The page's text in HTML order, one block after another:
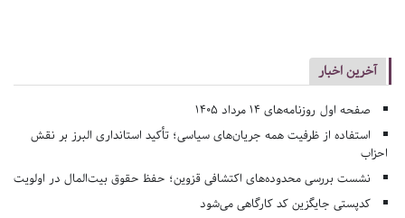
آخرین اخبار
صفحه اول روزنامه‌های 14 مرداد 1405
استفاده از ظرفیت همه جریان‌های سیاسی؛ تأکید استانداری البرز بر نقش
احزاب
نشست بررسی محدوده‌های اکتشافی قزوین؛ حفظ حقوق بیت‌المال در اولویت
کدپستی جایگزین کد کارگاهی می‌شود